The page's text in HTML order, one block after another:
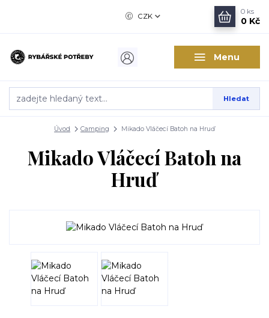
Menu
CZK
Hledat
0 ks
0 Kč
Úvod Camping Mikado Vláčecí Batoh na Hruď
Mikado Vláčecí Batoh na
Hruď